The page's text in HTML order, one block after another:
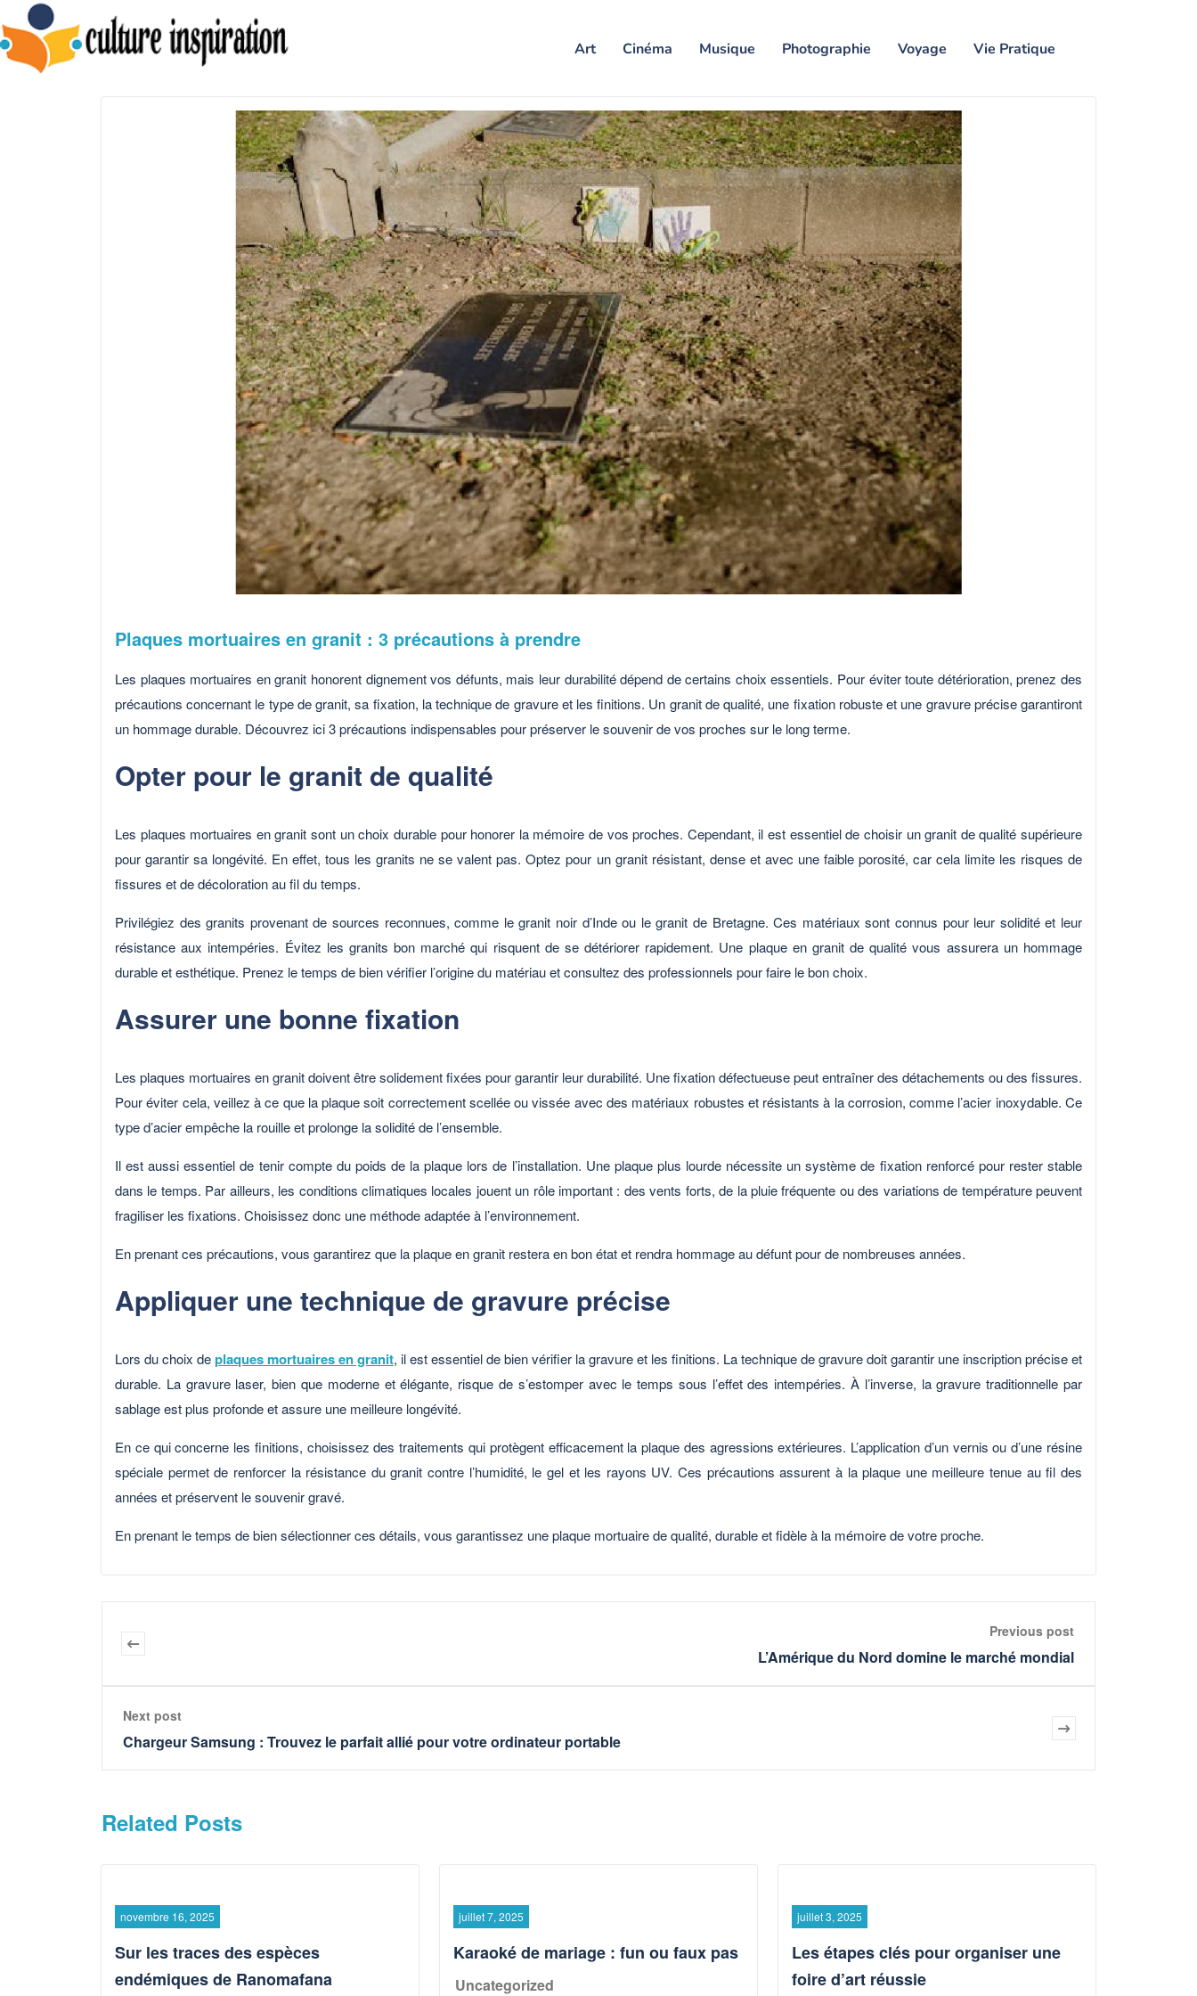
Art Cinéma Musique Photographie Voyage Vie Pratique
Plaques mortuaires en granit : 3 précautions à prendre
Les plaques mortuaires en granit honorent dignement vos défunts, mais leur durabilité dépend de certains choix essentiels. Pour éviter toute détérioration, prenez des
précautions concernant le type de granit, sa fixation, la technique de gravure et les finitions. Un granit de qualité, une fixation robuste et une gravure précise garantiront
un hommage durable. Découvrez ici 3 précautions indispensables pour préserver le souvenir de vos proches sur le long terme.
Opter pour le granit de qualité
Les plaques mortuaires en granit sont un choix durable pour honorer la mémoire de vos proches. Cependant, il est essentiel de choisir un granit de qualité supérieure
pour garantir sa longévité. En effet, tous les granits ne se valent pas. Optez pour un granit résistant, dense et avec une faible porosité, car cela limite les risques de
fissures et de décoloration au fil du temps.
Privilégiez des granits provenant de sources reconnues, comme le granit noir d’Inde ou le granit de Bretagne. Ces matériaux sont connus pour leur solidité et leur
résistance aux intempéries. Évitez les granits bon marché qui risquent de se détériorer rapidement. Une plaque en granit de qualité vous assurera un hommage
durable et esthétique. Prenez le temps de bien vérifier l’origine du matériau et consultez des professionnels pour faire le bon choix.
Assurer une bonne fixation
Les plaques mortuaires en granit doivent être solidement fixées pour garantir leur durabilité. Une fixation défectueuse peut entraîner des détachements ou des fissures.
Pour éviter cela, veillez à ce que la plaque soit correctement scellée ou vissée avec des matériaux robustes et résistants à la corrosion, comme l’acier inoxydable. Ce
type d’acier empêche la rouille et prolonge la solidité de l’ensemble.
Il est aussi essentiel de tenir compte du poids de la plaque lors de l’installation. Une plaque plus lourde nécessite un système de fixation renforcé pour rester stable
dans le temps. Par ailleurs, les conditions climatiques locales jouent un rôle important : des vents forts, de la pluie fréquente ou des variations de température peuvent
fragiliser les fixations. Choisissez donc une méthode adaptée à l’environnement.
En prenant ces précautions, vous garantirez que la plaque en granit restera en bon état et rendra hommage au défunt pour de nombreuses années.
Appliquer une technique de gravure précise
Lors du choix deplaques mortuaires en granit, il est essentiel de bien vérifier la gravure et les finitions. La technique de gravure doit garantir une inscription précise et
durable. La gravure laser, bien que moderne et élégante, risque de s’estomper avec le temps sous l’effet des intempéries. À l’inverse, la gravure traditionnelle par
sablage est plus profonde et assure une meilleure longévité.
En ce qui concerne les finitions, choisissez des traitements qui protègent efficacement la plaque des agressions extérieures. L’application d’un vernis ou d’une résine
spéciale permet de renforcer la résistance du granit contre l’humidité, le gel et les rayons UV. Ces précautions assurent à la plaque une meilleure tenue au fil des
années et préservent le souvenir gravé.
En prenant le temps de bien sélectionner ces détails, vous garantissez une plaque mortuaire de qualité, durable et fidèle à la mémoire de votre proche.
Previous post
L’Amérique du Nord domine le marché mondial
Next post
Chargeur Samsung : Trouvez le parfait allié pour votre ordinateur portable
Related Posts
novembre 16, 2025
Sur les traces des espèces
endémiques de Ranomafana
juillet 7, 2025
Karaoké de mariage : fun ou faux pas
Uncategorized
juillet 3, 2025
Les étapes clés pour organiser une
foire d’art réussie